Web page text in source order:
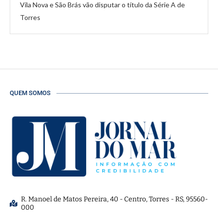
Vila Nova e São Brás vão disputar o título da Série A de
Torres
QUEM SOMOS
R. Manoel de Matos Pereira, 40 - Centro, Torres - RS, 95560-
000